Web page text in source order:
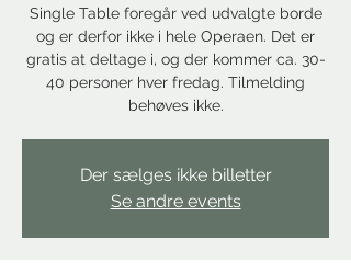
Single Table foregår ved udvalgte borde
og er derfor ikke i hele Operaen. Det er
gratis at deltage i, og der kommer ca. 30-
40 personer hver fredag. Tilmelding
behøves ikke.
Der sælges ikke billetter
Se andre events